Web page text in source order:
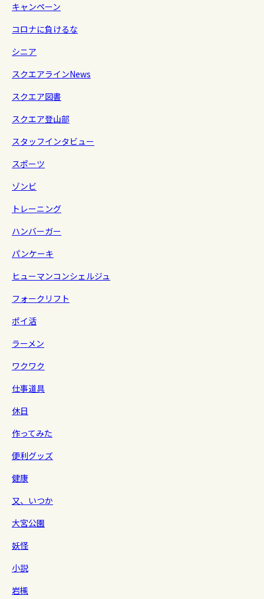
キャンペーン
コロナに負けるな
シニア
スクエアラインNews
スクエア図書
スクエア登山部
スタッフインタビュー
スポーツ
ゾンビ
トレーニング
ハンバーガー
パンケーキ
ヒューマンコンシェルジュ
フォークリフト
ポイ活
ラーメン
ワクワク
仕事道具
休日
作ってみた
便利グッズ
健康
又、いつか
大宮公園
妖怪
小説
岩槻